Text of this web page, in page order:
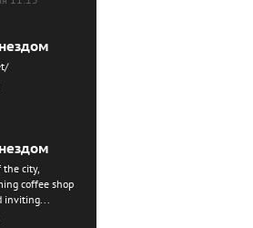
city,
coffee shop
inviting...